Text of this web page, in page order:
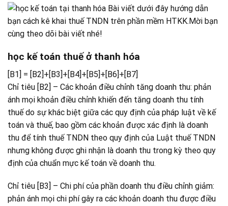
học kế toán thuế ở thanh hóa
[B1] = [B2]+[B3]+[B4]+[B5]+[B6]+[B7]
Chỉ tiêu [B2] – Các khoản điều chỉnh tăng doanh thu: phản
ánh mọi khoản điều chỉnh khiến đến tăng doanh thu tính
thuế do sự khác biệt giữa các quy định của pháp luật về kế
toán và thuế, bao gồm các khoản được xác định là doanh
thu để tính thuế TNDN theo quy định của Luật thuế TNDN
nhưng không được ghi nhận là doanh thu trong kỳ theo quy
định của chuẩn mực kế toán về doanh thu.
Chỉ tiêu [B3] – Chi phí của phần doanh thu điều chỉnh giảm:
phản ánh mọi chi phí gây ra các khoản doanh thu được điều